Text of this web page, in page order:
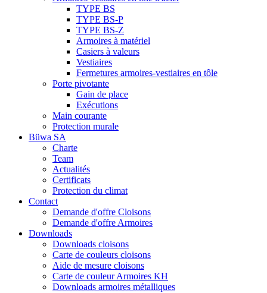
TYPE BS
TYPE BS-P
TYPE BS-Z
Armoires à matériel
Casiers à valeurs
Vestiaires
Fermetures armoires-vestiaires en tôle
Porte pivotante
Gain de place
Exécutions
Main courante
Protection murale
Büwa SA
Charte
Team
Actualités
Certificats
Protection du climat
Contact
Demande d'offre Cloisons
Demande d'offre Armoires
Downloads
Downloads cloisons
Carte de couleurs cloisons
Aide de mesure cloisons
Carte de couleur Armoires KH
Downloads armoires métalliques